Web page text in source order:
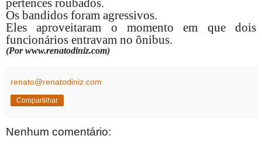
Os bandidos foram agressivos.
Eles aproveitaram o momento em que dois
funcionários entravam no ônibus.
(Por www.renatodiniz.com)
renato@renatodiniz.com
Compartilhar
Nenhum comentário: